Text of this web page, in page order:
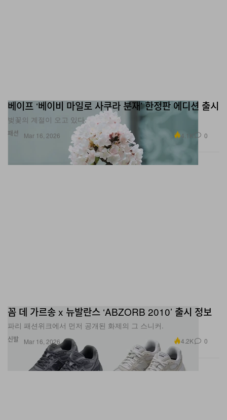
패션
베이프 ‘베이비 마일로 사쿠라 분재’ 한정판 에디션 출시
벚꽃의 계절이 오고 있다.
Mar 16, 2026 4.1K 0
신발
꼼 데 가르송 x 뉴발란스 ‘ABZORB 2010’ 출시 정보
파리 패션위크에서 먼저 공개된 화제의 그 스니커.
Mar 16, 2026 4.2K 0